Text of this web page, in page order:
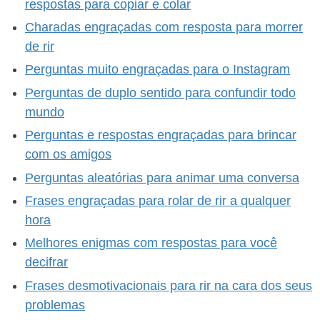
respostas para copiar e colar
Charadas engraçadas com resposta para morrer
de rir
Perguntas muito engraçadas para o Instagram
Perguntas de duplo sentido para confundir todo
mundo
Perguntas e respostas engraçadas para brincar
com os amigos
Perguntas aleatórias para animar uma conversa
Frases engraçadas para rolar de rir a qualquer
hora
Melhores enigmas com respostas para você
decifrar
Frases desmotivacionais para rir na cara dos seus
problemas